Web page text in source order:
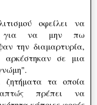
οφείλει να
για να μην πω
την διαμαρτυρία,
αρκέστηκαν σε μια
τα οποία
πρέπει να